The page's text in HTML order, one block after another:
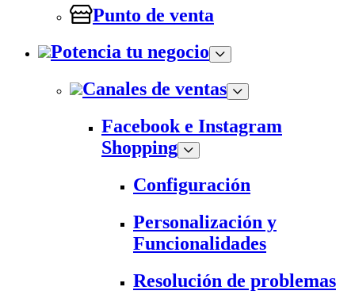
Punto de venta
Potencia tu negocio
Canales de ventas
Facebook e Instagram
Shopping
Configuración
Personalización y
Funcionalidades
Resolución de problemas